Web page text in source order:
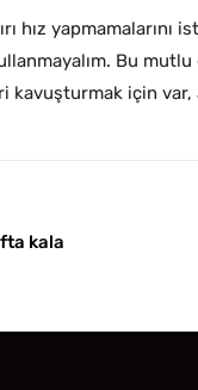
hız yapmamalarını
Bu
kavuşturmak için var,
kala